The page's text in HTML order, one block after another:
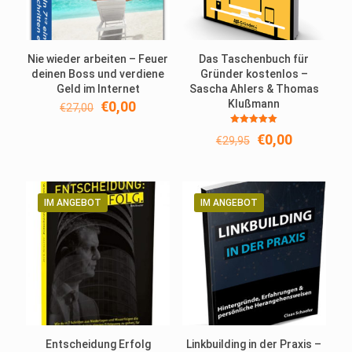
Nie wieder arbeiten – Feuer
deinen Boss und verdiene
Geld im Internet
€27,00 Ursprünglicher
€0,00Aktueller
Das Taschenbuch für
Gründer kostenlos –
Sascha Ahlers & Thomas
Klußmann
mit
€29,95 Ursprünglicher
€29,95
€0,00Aktueller
€0,00.
IM ANGEBOT
Entscheidung Erfolg
IM ANGEBOT
Linkbuilding in der Praxis –